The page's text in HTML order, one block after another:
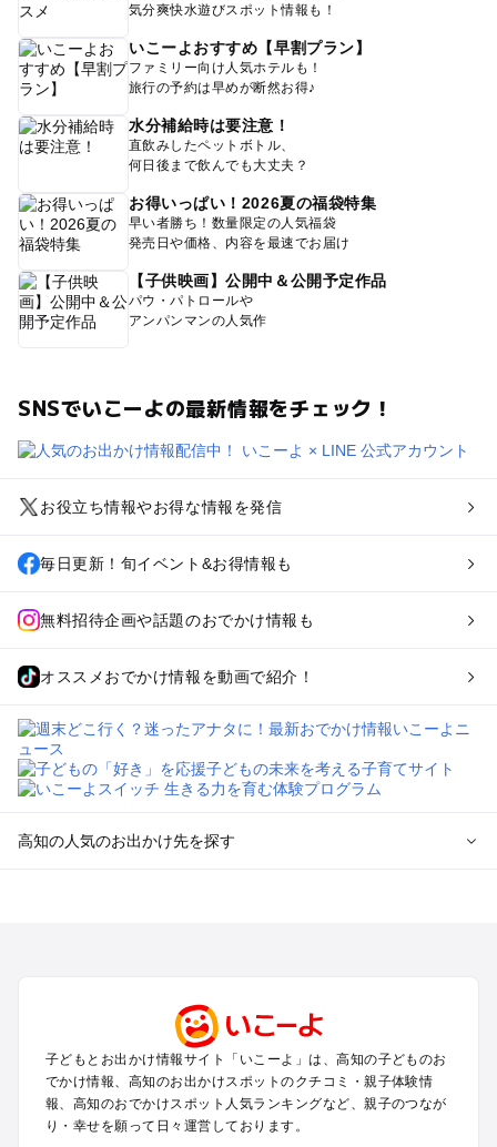
気分爽快水遊びスポット情報も！
いこーよおすすめ【早割プラン】
ファミリー向け人気ホテルも！
旅行の予約は早めが断然お得♪
水分補給時は要注意！
直飲みしたペットボトル、
何日後まで飲んでも大丈夫？
お得いっぱい！2026夏の福袋特集
早い者勝ち！数量限定の人気福袋
発売日や価格、内容を最速でお届け
【子供映画】公開中＆公開予定作品
パウ・パトロールや
アンパンマンの人気作
SNSでいこーよの最新情報をチェック！
お役立ち情報やお得な情報を発信
毎日更新！旬イベント&お得情報も
無料招待企画や話題のおでかけ情報も
オススメおでかけ情報を動画で紹介！
高知の人気のお出かけ先を探す
高知の定番お出かけスポット
高知の遊園地
高知の動物園
高知のバーベキュー
子どもとお出かけ情報サイト「いこーよ」は、高知の子どものお
でかけ情報、高知のお出かけスポットのクチコミ・親子体験情
報、高知のおでかけスポット人気ランキングなど、親子のつなが
り・幸せを願って日々運営しております。